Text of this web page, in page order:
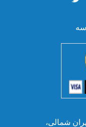
شمالی،